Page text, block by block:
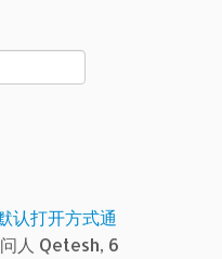
认打开方式通
人 Qetesh, 6